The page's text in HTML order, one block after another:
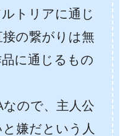
トリアに通じ
の繋がりは無
に通じるもの
ので、主人公
嫌だという人